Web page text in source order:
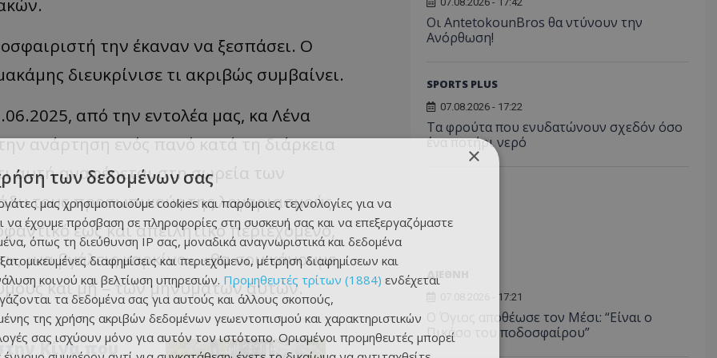
την έκαναν να ξεσπάσει. Ο
διευκρίνισε τι ακριβώς συμβαίνει.
από την εντολέα μας, κα Λένα
ανάρτηση ενός πανό κατά τη διάρκεια
αυτή αναφέρεται στη σωρεία των
τους προσωπικούς της λογαριασμούς
έως και απειλητικό περιεχόμενο,
«να βγάλεις καρκίνο», «θα σου κάνουμε
και μη – των μηνυμάτων αυτών.
Κίνα που
Οι AntetokounBros θα ντύνουν την
Ανόρθωση!
SPORTS PLUS
07.08.2026 - 17:22
Τα φρούτα που ενυδατώνουν σχεδόν όσο
ένα ποτήρι νερό
07.08.2026 - 17:21
Ο Όγιος αποθέωσε τον Μέσι: “Είναι ο
Πικάσο του ποδοσφαίρου”
×
των δεδομένων σας
μας χρησιμοποιούμε cookies και παρόμοιες τεχνολογίες για να
να έχουμε πρόσβαση σε πληροφορίες στη συσκευή σας και να επεξεργαζόμαστε
όπως τη διεύθυνση IP σας, μοναδικά αναγνωριστικά και δεδομένα
διαφημίσεις και περιεχόμενο, μέτρηση διαφημίσεων και
κοινού και βελτίωση υπηρεσιών. Προμηθευτές τρίτων (1884) ενδέχεται
τα δεδομένα σας για αυτούς και άλλους σκοπούς,
της χρήσης ακριβών δεδομένων γεωεντοπισμού και χαρακτηριστικών
σας ισχύουν μόνο για αυτόν τον ιστότοπο. Ορισμένοι προμηθευτές μπορεί